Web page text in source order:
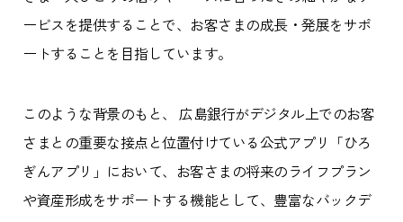
ービスを提供することで、お客さまの成長・発展をサポ
ートすることを目指しています。
このような背景のもと、 広島銀行がデジタル上でのお客
さまとの重要な接点と位置付けている公式アプリ「ひろ
ぎんアプリ」において、お客さまの将来のライフプラン
や資産形成をサポートする機能として、豊富なバックデ